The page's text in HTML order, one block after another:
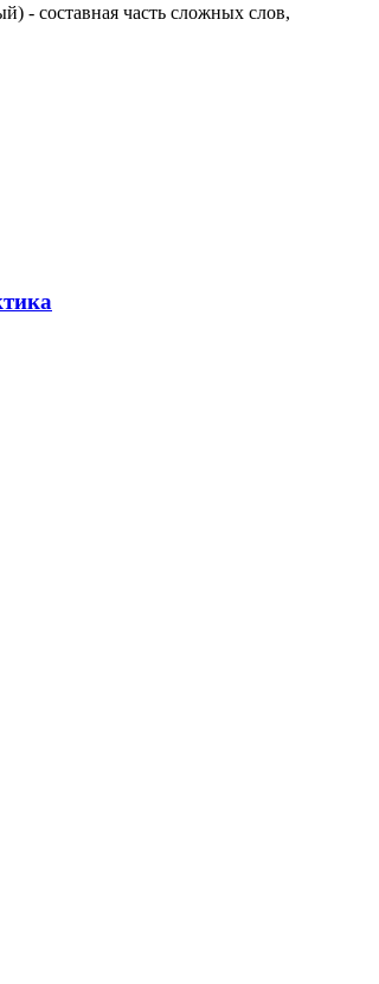
- составная часть сложных слов,